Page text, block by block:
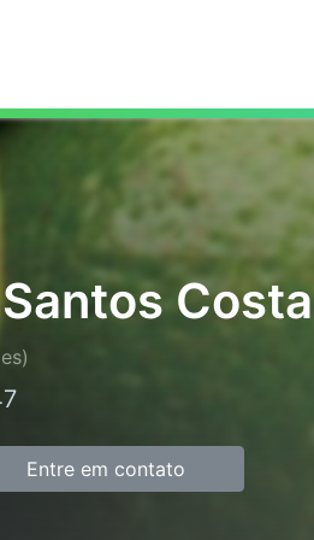
Costa
Entre em contato